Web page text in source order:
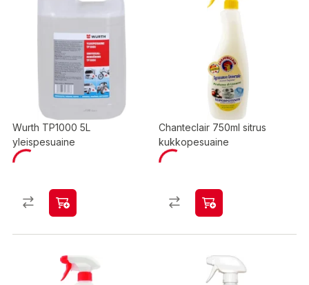
Wurth TP1000 5L
yleispesuaine
Chanteclair 750ml sitrus
kukkopesuaine